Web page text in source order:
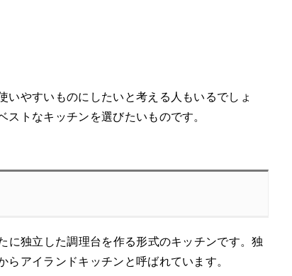
やすいものにしたいと考える人もいるでしょ
トなキッチンを選びたいものです。
に独立した調理台を作る形式のキッチンです。独
アイランドキッチンと呼ばれています。